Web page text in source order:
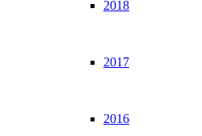
2018
2017
2016